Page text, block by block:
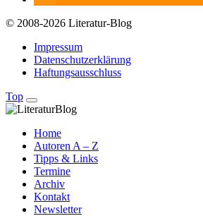
© 2008-2026 Literatur-Blog
Impressum
Datenschutzerklärung
Haftungsausschluss
Top
Home
Autoren A – Z
Tipps & Links
Termine
Archiv
Kontakt
Newsletter